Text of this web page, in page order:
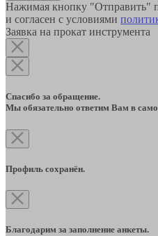
Нажимая кнопку "Отправить"
и согласен с условиями
Заявка на прокат инструмента
Спасибо за обращение.
Мы обязательно ответим Вам в
Профиль сохранён.
Благодарим за заполнение анкеты.